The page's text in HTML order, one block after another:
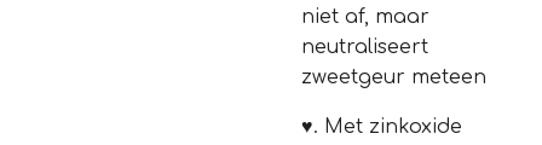
niet af, maar
neutraliseert
zweetgeur meteen
♥. Met zinkoxide